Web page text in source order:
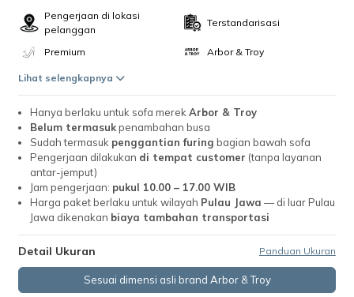
Pengerjaan di lokasi
pelanggan
Terstandarisasi
Premium Arbor & Troy
Lihat selengkapnya
Hanya berlaku untuk sofa merekArbor & Troy
Belum termasukpenambahan busa
Sudah termasuk penggantian furing bagian bawah sofa
Pengerjaan dilakukan di tempat customer (tanpa layanan
antar-jemput)
Jam pengerjaan: pukul 10.00 – 17.00 WIB
Harga paket berlaku untuk wilayah Pulau Jawa — di luar Pulau
Jawa dikenakan biaya tambahan transportasi
Detail Ukuran Panduan Ukuran
Sesuai dimensi asli brand Arbor & Troy